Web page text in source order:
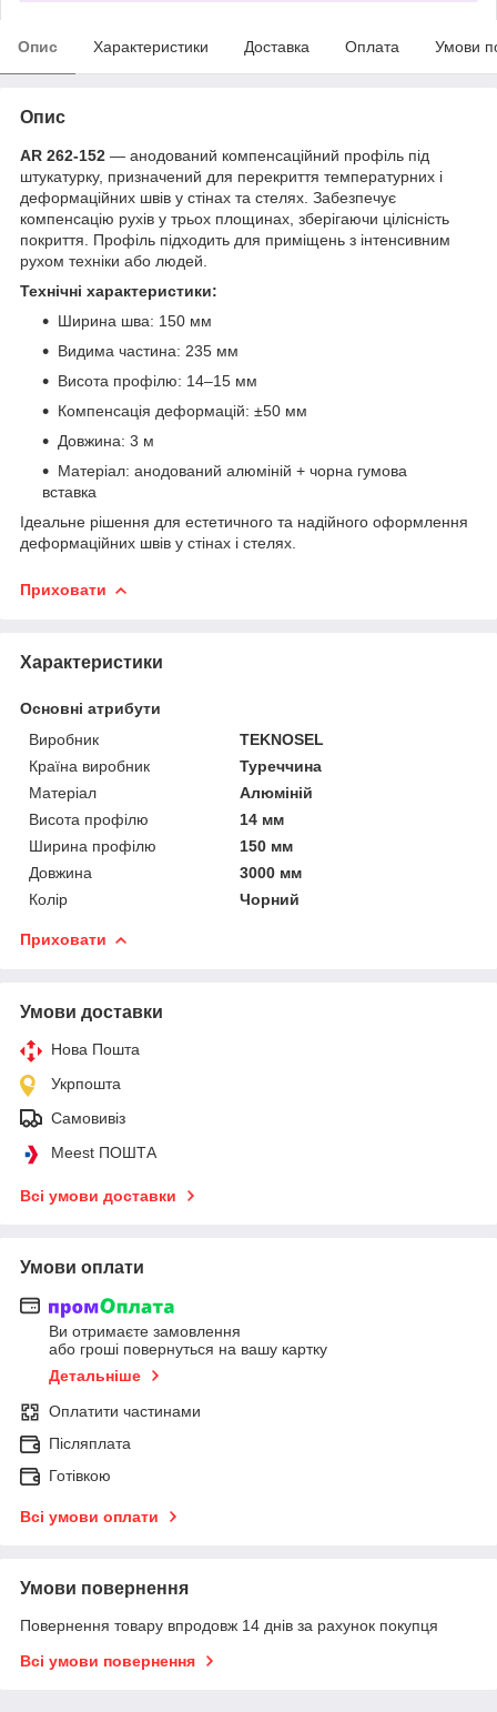
Опис Характеристики Доставка Оплата Умови
Опис
AR 262-152 — анодований компенсаційний профіль під
штукатурку, призначений для перекриття температурних і
деформаційних швів у стінах та стелях. Забезпечує
компенсацію рухів у трьох площинах, зберігаючи цілісність
покриття. Профіль підходить для приміщень з інтенсивним
рухом техніки або людей.
Технічні характеристики:
Ширина шва: 150 мм
Видима частина: 235 мм
Висота профілю: 14–15 мм
Компенсація деформацій: ±50 мм
Довжина: 3 м
Матеріал: анодований алюміній + чорна гумова
вставка
Ідеальне рішення для естетичного та надійного оформлення
деформаційних швів у стінах і стелях.
Приховати
Характеристики
Основні атрибути
Виробник
TEKNOSEL
Країна виробник
Туреччина
Матеріал
Алюміній
Висота профілю
14 мм
Ширина профілю
150 мм
Довжина
3000 мм
Колір
Чорний
Приховати
Умови доставки
Нова Пошта
Укрпошта
Самовивіз
Meest ПОШТА
Всі умови доставки
Умови оплати
Ви отримаєте замовлення
або гроші повернуться на вашу картку
Детальніше
Оплатити частинами
Післяплата
Готівкою
Всі умови оплати
Умови повернення
Повернення товару впродовж 14 днів за рахунок покупця
Всі умови повернення